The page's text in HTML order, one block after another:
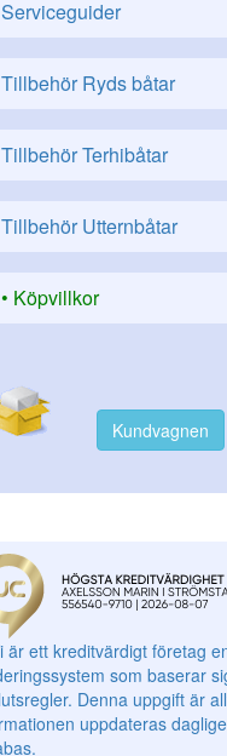
Serviceguider
Tillbehör Ryds båtar
Tillbehör Terhibåtar
Tillbehör Utternbåtar
Köpvillkor
Kundvagnen